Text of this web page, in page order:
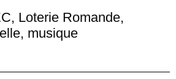
À LA
Loterie Romande,
musique